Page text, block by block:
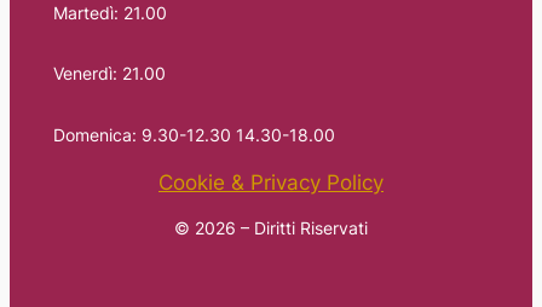
Martedì: 21.00
Venerdì: 21.00
Domenica: 9.30-12.30 14.30-18.00
Cookie & Privacy Policy
© 2026 – Diritti Riservati